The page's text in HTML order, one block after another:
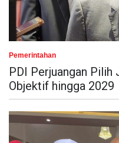
Pemerintahan
PDI Perjuangan
Objektif hingga 2029